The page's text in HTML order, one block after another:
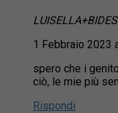
1 Febbraio 2023
spero che i
ciò, le mie più
Rispondi